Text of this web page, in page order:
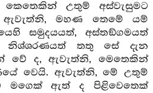
කෙතෙකින් උතුම් අස්වැසුමට
ඇවැත්නි, මහණ තෙමේ යම්
සමුදයයත්, අස්තඞ්ගමයත්
නිශ්ශරණයත් තතු සේ දැන
වේ ද, ඇවැත්නි, මෙතෙකින්
වෙයි. ඇවැත්නි, මේ උතුම්
මගෙක් ඇත් ද පිළිවෙතෙක්